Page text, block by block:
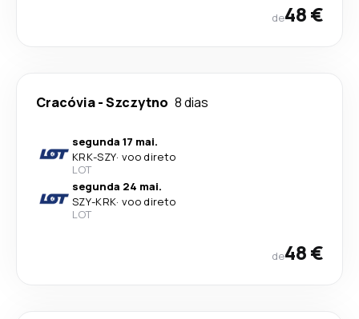
de48 €
Cracóvia-Szczytno 8 dias
segunda 17 mai.
KRK-SZY· voo direto
LOT
segunda 24 mai.
SZY-KRK· voo direto
LOT
de48 €